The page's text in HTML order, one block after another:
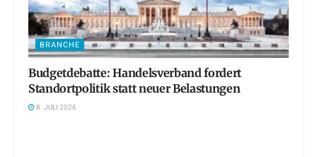
BRANCHE
Budgetdebatte: Handelsverband fordert
Standortpolitik statt neuer Belastungen
8. JULI 2026